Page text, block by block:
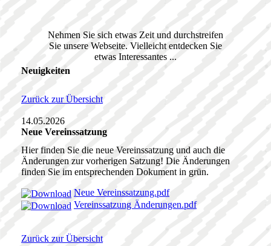
Nehmen Sie sich etwas Zeit und durchstreifen
Sie unsere Webseite. Vielleicht entdecken Sie
etwas Interessantes ...
Neuigkeiten
Zurück zur Übersicht
14.05.2026
Neue Vereinssatzung
Hier finden Sie die neue Vereinssatzung und auch die
Änderungen zur vorherigen Satzung! Die Änderungen
finden Sie im entsprechenden Dokument in grün.
Neue Vereinssatzung.pdf
Vereinssatzung Änderungen.pdf
Zurück zur Übersicht